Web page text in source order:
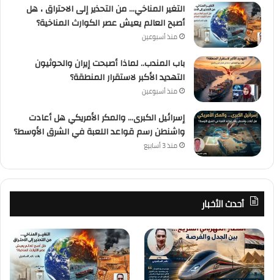
التغير المناخي… من التحذير إلى الاحتراق ، هل
أصبح العالم يعيش عصر الكوارث المناخية؟
منذ أسبوعين
باب المندب.. لماذا أصبحت إيران والحوثيون
التهديد الأكبر لاستقرار المنطقة؟
منذ أسبوعين
إسرائيل الكبرى… والمكر الأمريكي هل أعادت
واشنطن رسم قواعد اللعبة في الشرق الأوسط؟
منذ 3 أسابيع
أحدث الأخبار